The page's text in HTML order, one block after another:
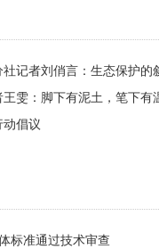
记者刘俏言：生态保护的
雯：脚下有泥土，笔下有
动倡议
标准通过技术审查